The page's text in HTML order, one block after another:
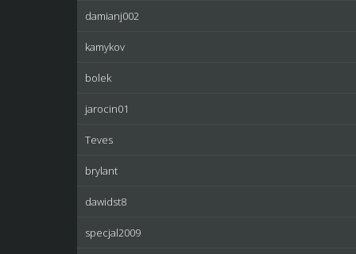
damianj002
kamykov
bolek
jarocin01
Teves
brylant
dawidst8
specjal2009